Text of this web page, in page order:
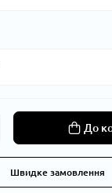
До
Швидке замовлення